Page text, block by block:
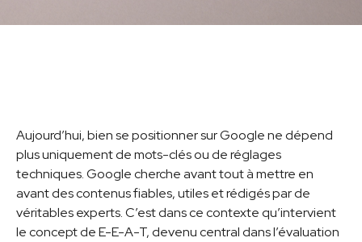
Aujourd’hui, bien se positionner sur Google ne dépend
plus uniquement de mots-clés ou de réglages
techniques. Google cherche avant tout à mettre en
avant des contenus fiables, utiles et rédigés par de
véritables experts. C’est dans ce contexte qu’intervient
le concept de E-E-A-T, devenu central dans l’évaluation